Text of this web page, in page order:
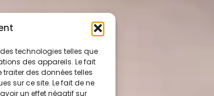
technologies telles que
des appareils. Le fait
des données telles
sur ce site. Le fait de ne
un effet négatif sur